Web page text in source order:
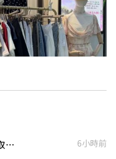
👍 🦐門市自選【桃園】🦐蝦皮智取店 / 免經驗、快速報到 💰時薪 224 -264
6小時前